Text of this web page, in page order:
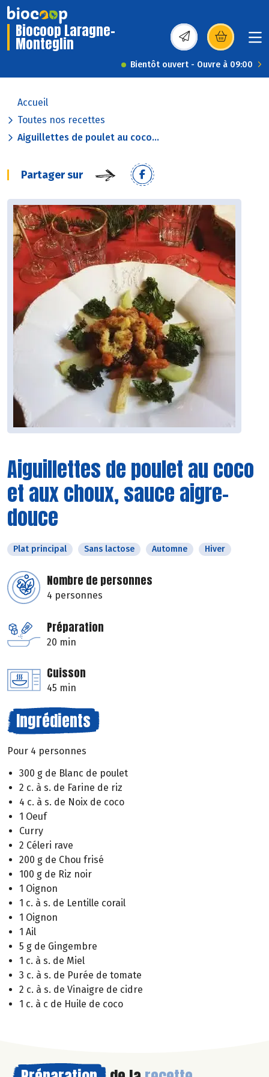
Biocoop Laragne-
Monteglin (s’ouvre dans une
Bientôt ouvert - Ouvre à 09:00
Accueil
Toutes nos recettes
Aiguillettes de poulet au coco...
Partager sur
Aiguillettes de poulet au coco
et aux choux, sauce aigre-
douce
Plat principal Sans lactose Automne Hiver
Nombre de personnes
4 personnes
Préparation
20 min
Cuisson
45 min
Ingrédients
Pour 4 personnes
300 g de Blanc de poulet
2 c. à s. de Farine de riz
4 c. à s. de Noix de coco
1 Oeuf
Curry
2 Céleri rave
200 g de Chou frisé
100 g de Riz noir
1 Oignon
1 c. à s. de Lentille corail
1 Oignon
1 Ail
5 g de Gingembre
1 c. à s. de Miel
3 c. à s. de Purée de tomate
2 c. à s. de Vinaigre de cidre
1 c. à c de Huile de coco